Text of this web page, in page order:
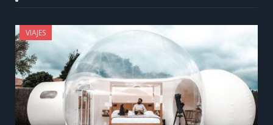
VIAJES